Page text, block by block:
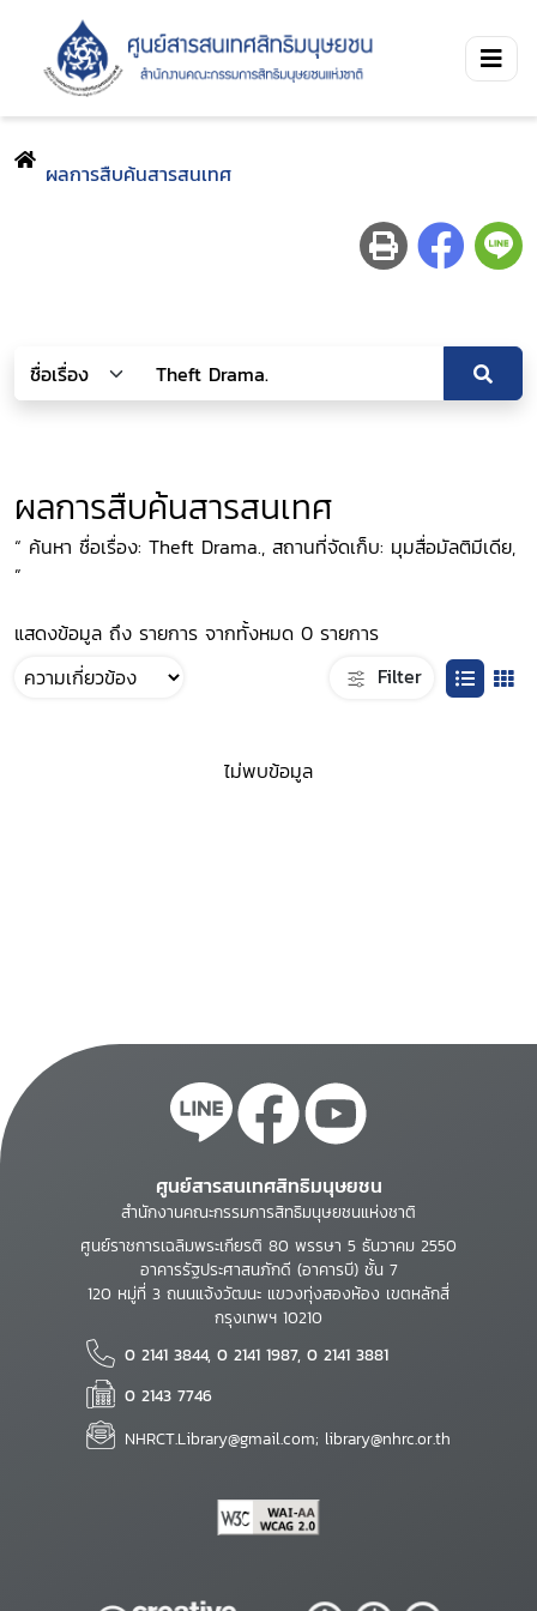
ผลการสืบค้นสารสนเทศ
ผลการสืบค้นสารสนเทศ
“ ค้นหา ชื่อเรื่อง: Theft Drama., สถานที่จัดเก็บ: มุมสื่อมัลติมีเดีย,
”
แสดงข้อมูล ถึง รายการ จากทั้งหมด 0 รายการ
Filter
ไม่พบข้อมูล
ศูนย์สารสนเทศสิทธิมนุษยชน
สำนักงานคณะกรรมการสิทธิมนุษยชนแห่งชาติ
ศูนย์ราชการเฉลิมพระเกียรติ 80 พรรษา 5 ธันวาคม 2550
อาคารรัฐประศาสนภักดี (อาคารบี) ชั้น 7
120 หมู่ที่ 3 ถนนแจ้งวัฒนะ แขวงทุ่งสองห้อง เขตหลักสี่
กรุงเทพฯ 10210
0 2141 3844, 0 2141 1987, 0 2141 3881
0 2143 7746
NHRCT.Library@gmail.com; library@nhrc.or.th